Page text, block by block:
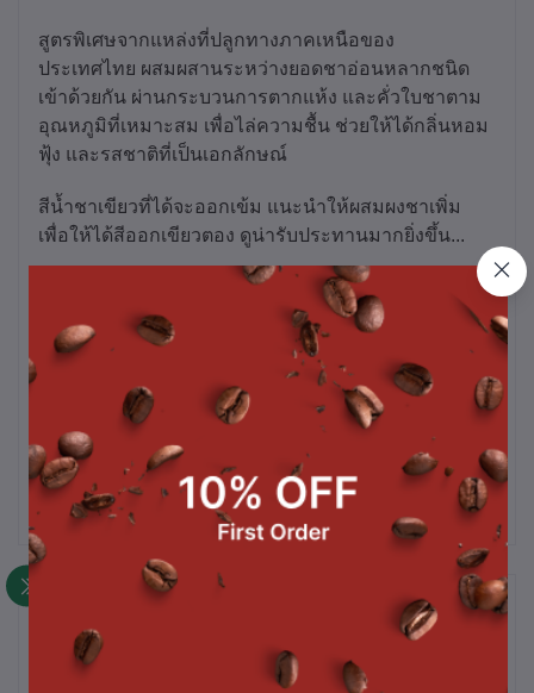
สูตรพิเศษจากแหล่งที่ปลูกทางภาคเหนือของ
ประเทศไทย ผสมผสานระหว่างยอดชาอ่อนหลากชนิด
เข้าด้วยกัน ผ่านกระบวนการตากแห้ง และคั่วใบชาตาม
อุณหภูมิที่เหมาะสม เพื่อไล่ความชื้น ช่วยให้ได้กลิ่นหอม
ฟุ้ง และรสชาติที่เป็นเอกลักษณ์
สีน้ำชาเขียวที่ได้จะออกเข้ม แนะนำให้ผสมผงชาเพิ่ม
เพื่อให้ได้สีออกเขียวตอง ดูน่ารับประทานมากยิ่งขึ้น...
เหมาะสำหรับทำเครื่องดื่มร้อน เย็น และเมนูปั่น
บรรจุ 500g./ 1 ถุง
*หมายเหตุ ราคานี้รวม Vat7% แล้ว
สินค้าที่ซื้อบ่อย